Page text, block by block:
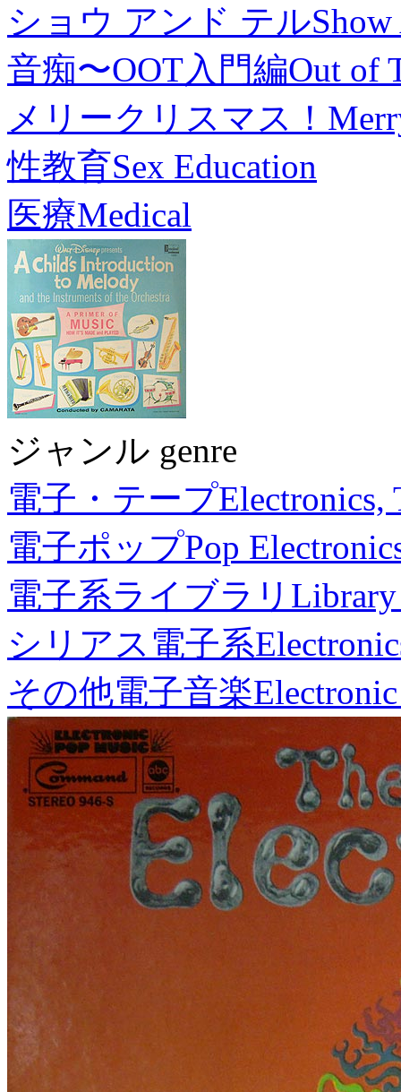
ショウ アンド テル
音痴〜OOT入門編Out of
メリークリスマス！
性教育Sex Education
医療Medical
ジャンル genre
電子・テープElectronics,
電子ポップPop
電子系ライブラリ
シリアス電子系
その他電子音楽